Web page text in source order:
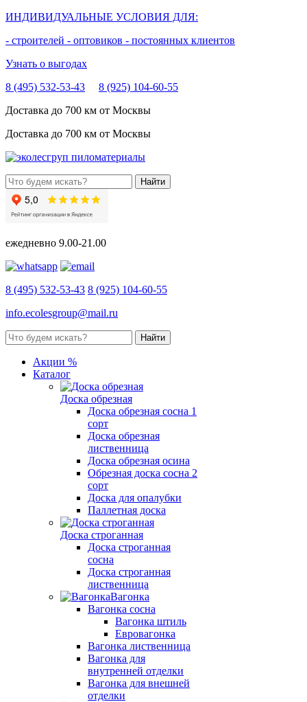
ИНДИВИДУАЛЬНЫЕ УСЛОВИЯ ДЛЯ:
- строителей - оптовиков - постоянных клиентов
Узнать о выгодах
8 (495) 532-53-43
8 (925) 104-60-55
Доставка до 700 км от Москвы
Доставка до 700 км от Москвы
ежедневно 9.00-21.00
8 (495) 532-53-43 8 (925) 104-60-55
info.ecolesgroup@mail.ru
Акции %
Каталог
Доска обрезная
Доска обрезная сосна 1
сорт
Доска обрезная
лиственница
Доска обрезная осина
Обрезная доска сосна 2
сорт
Доска для опалубки
Паллетная доска
Доска строганная
Доска строганная
сосна
Доска строганная
лиственница
Вагонка
Вагонка сосна
Вагонка штиль
Евровагонка
Вагонка лиственница
Вагонка для
внутренней отделки
Вагонка для внешней
отделки